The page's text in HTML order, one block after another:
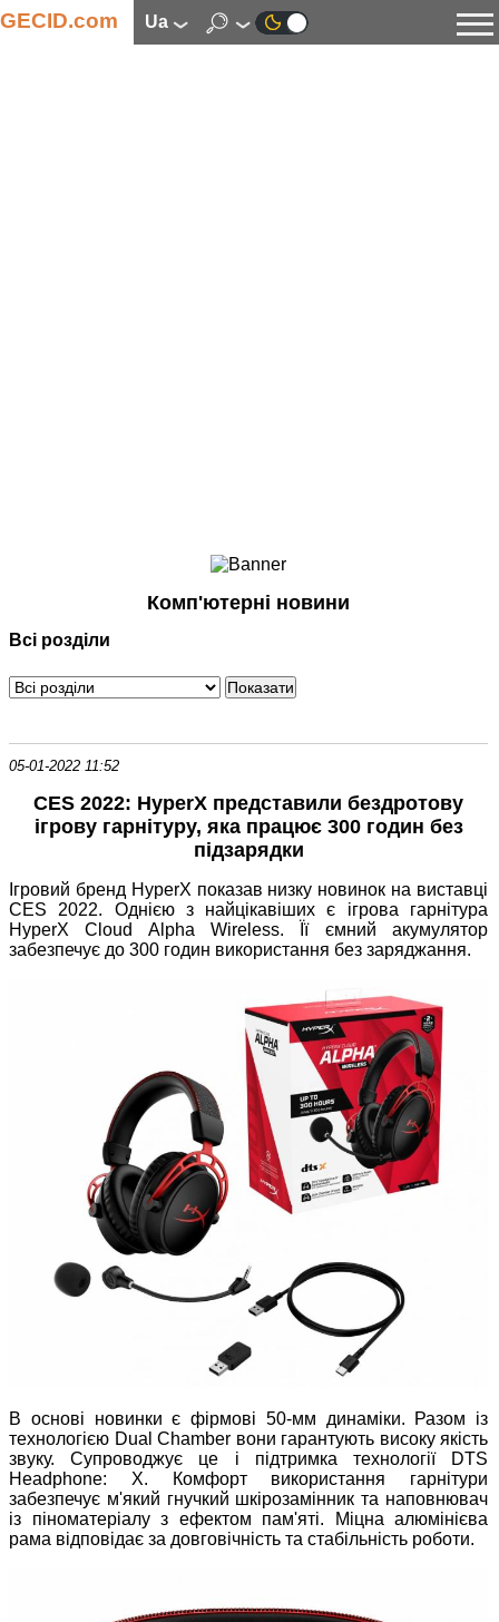
GECID.com ua
Смартфони
Периферія
Програмне забезпечення
Комп'ютерні новини
Всі розділи
05-01-2022 11:52
CES 2022: HyperX представили бездротову
ігрову гарнітуру, яка працює 300 годин без
підзарядки
Ігровий бренд HyperX показав низку новинок на виставці
CES 2022. Однією з найцікавіших є ігрова гарнітура
HyperX Cloud Alpha Wireless. Її ємний акумулятор
забезпечує до 300 годин використання без заряджання.
В основі новинки є фірмові 50-мм динаміки. Разом із
технологією Dual Chamber вони гарантують високу якість
звуку. Супроводжує це і підтримка технології DTS
Headphone: X. Комфорт використання гарнітури
забезпечує м'який гнучкий шкірозамінник та наповнювач
із піноматеріалу з ефектом пам'яті. Міцна алюмінієва
рама відповідає за довговічність та стабільність роботи.